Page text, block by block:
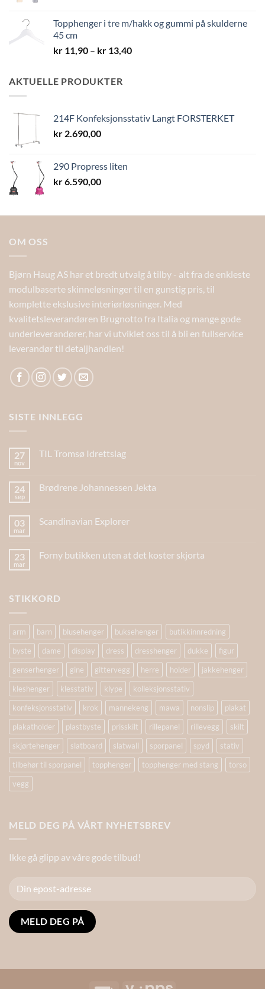
Topphenger i tre m/hakk og gummi på skulderne
45 cm
kr 11,90 – kr 13,40Prisområde:
AKTUELLE PRODUKTER
214F Konfeksjonsstativ Langt FORSTERKET
kr 2.690,00
290 Propress liten
kr6.590,00
OM OSS
Bjørn Haug AS har et bredt utvalg å tilby - alt fra de enkleste
modulbaserte skinneløsninger til en gunstig pris, til
komplette ekslusive interiørløsninger. Med
kvalitetsleverandøren Brugnotto fra Italia og mange gode
underleverandører, har vi utviklet oss til å bli en fullservice
leverandør til detaljhandlen!
SISTE INNLEGG
27
nov
TIL Tromsø Idrettslag
24
sep
Brødrene Johannessen Jekta
03
mar
Scandinavian Explorer
23
mar
Forny butikken uten at det koster skjorta
STIKKORD
arm barn blusehenger buksehenger
butikkinnredning
byste
dame display dress dresshenger dukke
figur
genserhenger
gine gittervegg herre holder
jakkehenger
kleshenger
klesstativ klype
kolleksjonsstativ
konfeksjonsstativ
krok mannekeng mawa nonslip
plakat
plakatholder
plastbyste prisskilt rillepanel rillevegg
skilt
skjørtehenger
slatboard slatwall sporpanel spyd
stativ
tilbehør til sporpanel
topphenger topphenger med stang
torso
vegg
MELD DEG PÅ VÅRT NYHETSBREV
Ikke gå glipp av våre gode tilbud!